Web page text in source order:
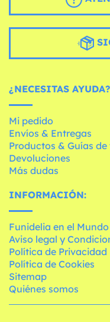
¿NECESITAS
Mi pedido
Envíos & Entregas
Productos & Guías de
Devoluciones
Más dudas
INFORMACIÓN:
Funidelia en el Mundo
Aviso legal y
Política de Privacidad
Política de Cookies
Sitemap
Quiénes somos